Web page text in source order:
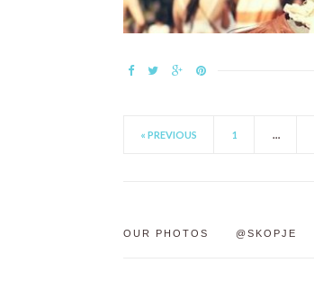
« PREVIOUS 1 …
OUR PHOTOS @SKOPJE